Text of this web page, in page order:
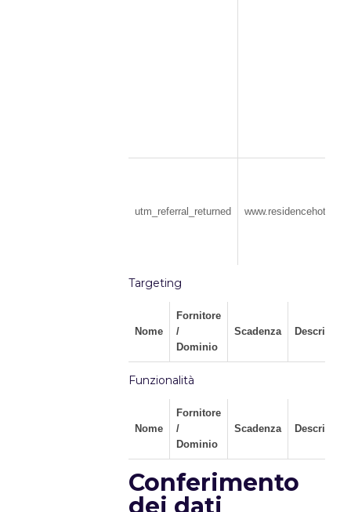
utm_referral_returned
Targeting
Nome
Fornitore
/
Dominio
Scadenza Descrizione
Funzionalità
Nome
Fornitore
/
Dominio
Scadenza Descrizione
Conferimento
dei dati